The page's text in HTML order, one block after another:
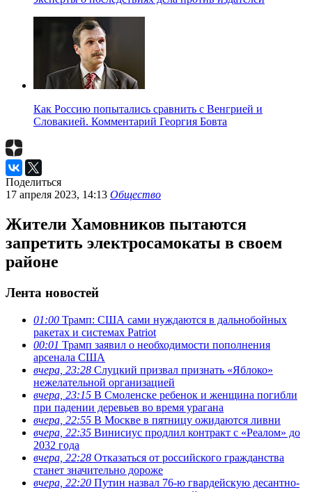
Как Россию попытались сравнить с Венгрией и
Словакией. Комментарий Георгия Бовта
Поделиться
17 апреля 2023, 14:13 Общество
Жители Хамовников пытаются
запретить электросамокаты в своем
районе
Лента новостей
01:00 Трамп: США сами нуждаются в дальнобойных
ракетах и системах Patriot
00:01 Трамп заявил о необходимости пополнения
арсенала США
вчера, 23:28 Слуцкий призвал признать «Яблоко»
нежелательной организацией
вчера, 23:15 В Смоленске ребенок и женщина погибли
при падении деревьев во время урагана
вчера, 22:55 В Москве в пятницу ожидаются ливни
вчера, 22:35 Винисиус продлил контракт с «Реалом» до
2032 года
вчера, 22:28 Отказаться от российского гражданства
станет значительно дороже
вчера, 22:20 Путин назвал 76-ю гвардейскую десантно-